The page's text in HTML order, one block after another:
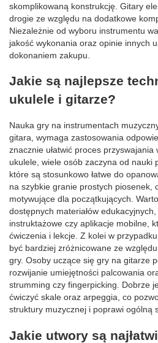
skomplikowaną konstrukcję. Gitary
drogie ze względu na dodatkowe
Niezależnie od wyboru instrumentu
jakość wykonania oraz opinie innych
dokonaniem zakupu.
Jakie są najlepsze
ukulele i gitarze?
Nauka gry na instrumentach
gitara, wymaga zastosowania
znacznie ułatwić proces przyswajania
ukulele, wiele osób zaczyna od nauki
które są stosunkowo łatwe do
na szybkie granie prostych piosenek,
motywujące dla początkujących.
dostępnych materiałów
instruktażowe czy aplikacje mobilne,
ćwiczenia i lekcje. Z kolei w
być bardziej zróżnicowane ze
gry. Osoby uczące się gry na gitarze
rozwijanie umiejętności palcowania
strumming czy fingerpicking. Dobrze
ćwiczyć skale oraz arpeggia, co
struktury muzycznej i poprawi ogólną
Jakie utwory są